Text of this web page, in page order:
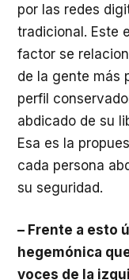
por las redes
tradicional. Este
factor se
de la gente más
perfil
abdicado de su
Esa es la
cada persona
su seguridad.
– Frente a esto
hegemónica
voces de la